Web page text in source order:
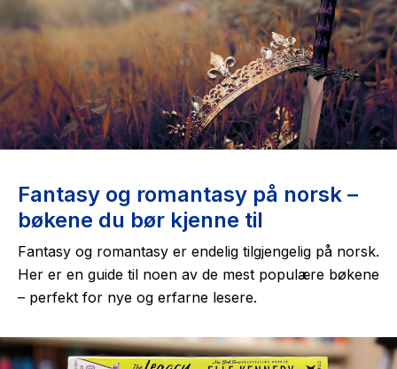
Hypopressiv trening
The Housemaid
Fantasy og romantasy på norsk –
bøkene du bør kjenne til
Fantasy og romantasy er endelig tilgjengelig på norsk.
Her er en guide til noen av de mest populære bøkene
– perfekt for nye og erfarne lesere.